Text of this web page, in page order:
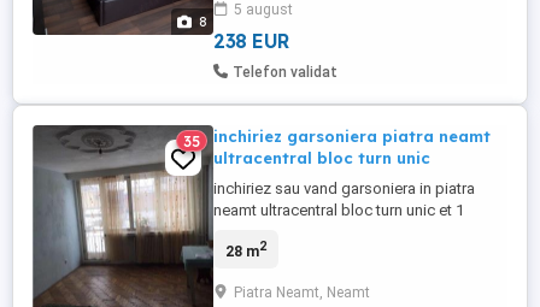
8
5 august
238 EUR
Telefon validat
35
inchiriez garsoniera piatra neamt
ultracentral bloc turn unic
inchiriez sau vand garsoniera in piatra
neamt ultracentral bloc turn unic et 1
buna, pret 850lei plus cheltuielile aferente,
30150
28 m2
Piatra Neamt, Neamt